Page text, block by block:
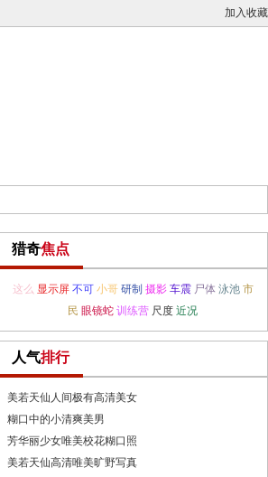
加入收藏
猎奇焦点
这么 显示屏 不可 小哥 研制 摄影 车震 尸体 泳池 市
民 眼镜蛇 训练营 尺度 近况
人气排行
美若天仙人间极有高清美女
糊口中的小清爽美男
芳华丽少女唯美校花糊口照
美若天仙高清唯美旷野写真